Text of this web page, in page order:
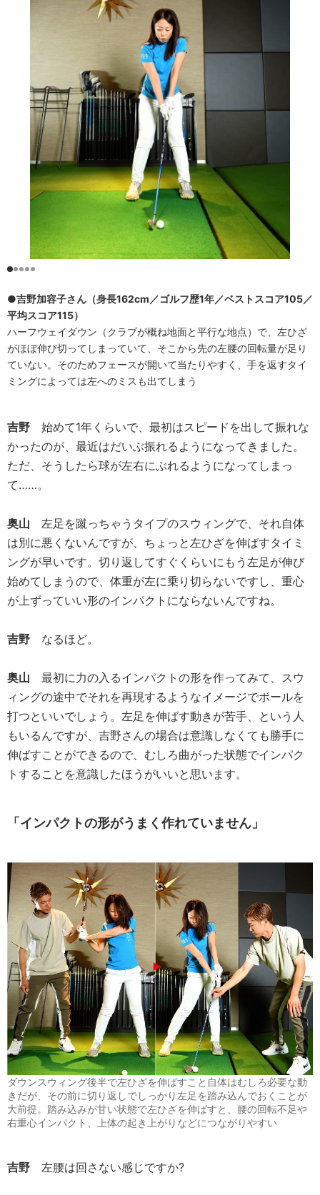
●吉野加容子さん（身長162cm／ゴルフ歴1年／ベストスコア105／
平均スコア115）
ハーフウェイダウン（クラブが概ね地面と平行な地点）で、左ひざ
がほぼ伸び切ってしまっていて、そこから先の左腰の回転量が足り
ていない。そのためフェースが開いて当たりやすく、手を返すタイ
ミングによっては左へのミスも出てしまう
吉野 始めて1年くらいで、最初はスピードを出して振れな
かったのが、最近はだいぶ振れるようになってきました。
ただ、そうしたら球が左右にぶれるようになってしまっ
て……。
奥山 左足を蹴っちゃうタイプのスウィングで、それ自体
は別に悪くないんですが、ちょっと左ひざを伸ばすタイミ
ングが早いです。切り返してすぐくらいにもう左足が伸び
始めてしまうので、体重が左に乗り切らないですし、重心
が上ずっていい形のインパクトにならないんですね。
吉野 なるほど。
奥山 最初に力の入るインパクトの形を作ってみて、スウ
ィングの途中でそれを再現するようなイメージでボールを
打つといいでしょう。左足を伸ばす動きが苦手、という人
もいるんですが、吉野さんの場合は意識しなくても勝手に
伸ばすことができるので、むしろ曲がった状態でインパク
トすることを意識したほうがいいと思います。
「インパクトの形がうまく作れていません」
ダウンスウィング後半で左ひざを伸ばすこと自体はむしろ必要な動
きだが、その前に切り返しでしっかり左足を踏み込んでおくことが
大前提。踏み込みが甘い状態で左ひざを伸ばすと、腰の回転不足や
右重心インパクト、上体の起き上がりなどにつながりやすい
吉野 左腰は回さない感じですか?